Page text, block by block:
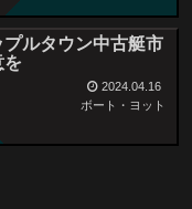
ルタウン中古艇市
2024.04.16
ボート・ヨット